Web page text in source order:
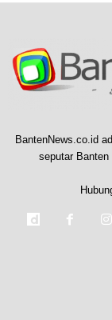
BantenNews.co.id
seputar